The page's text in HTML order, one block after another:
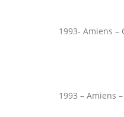
1993- Amiens –
1993 – Amiens